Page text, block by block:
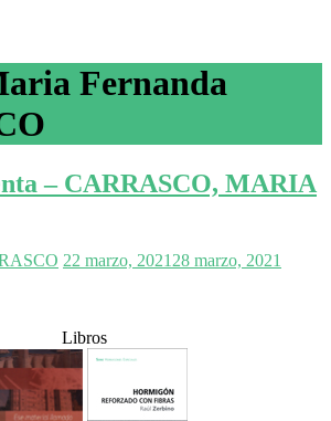
Fernanda
– CARRASCO, MARIA
22 marzo, 2021 28 marzo, 2021
Libros